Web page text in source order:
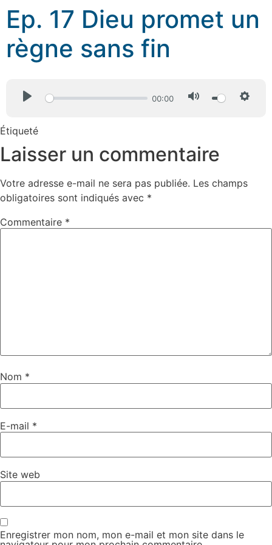
Ep. 17 Dieu promet un
règne sans fin
Play 00:00 Mute
Étiqueté
Laisser un commentaire
Votre adresse e-mail ne sera pas publiée. Les champs
obligatoires sont indiqués avec *
Commentaire *
Nom *
E-mail *
Site web
Enregistrer mon nom, mon e-mail et mon site dans le